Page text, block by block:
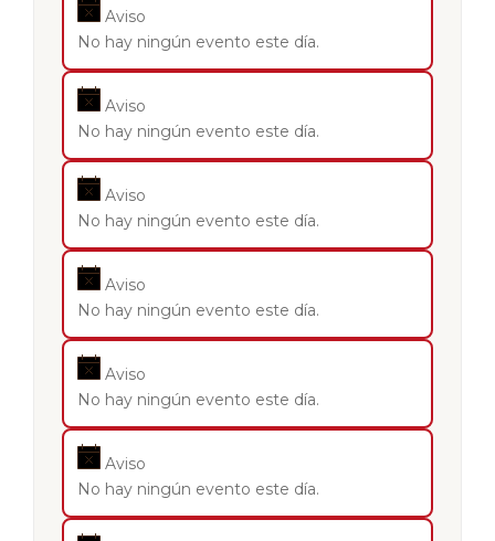
Aviso
No hay ningún evento este día.
Aviso
No hay ningún evento este día.
Aviso
No hay ningún evento este día.
Aviso
No hay ningún evento este día.
Aviso
No hay ningún evento este día.
Aviso
No hay ningún evento este día.